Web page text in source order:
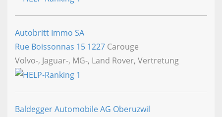
Autobritt Immo SA
Rue Boissonnas 15 1227 Carouge
Volvo-, Jaguar-, MG-, Land Rover, Vertretung
Baldegger Automobile AG Oberuzwil